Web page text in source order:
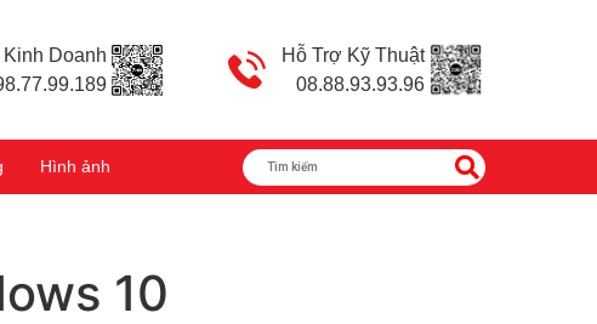
Kinh Doanh
Hỗ Trợ Kỹ Thuật
08.88.93.93.96
Hình ảnh
10